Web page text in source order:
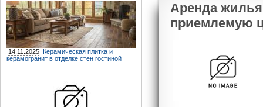
14.11.2025 Керамическая плитка и
керамогранит в отделке стен гостиной
Аренда
приемлемую